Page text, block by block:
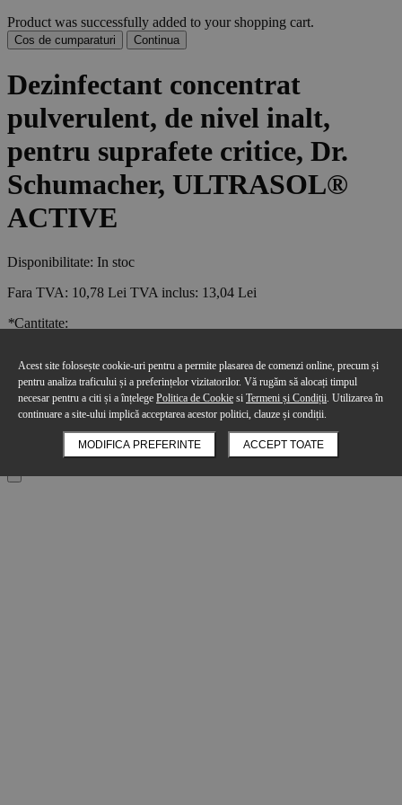
Acest site folosește cookie-uri pentru a permite plasarea de comenzi online, precum și
pentru analiza traficului și a preferințelor vizitatorilor. Vă rugăm să alocați timpul
necesar pentru a citi și a înțelege Politica de Cookie si Termeni și Condiții. Utilizarea în
continuare a site-ului implică acceptarea acestor politici, clauze și condiții.
MODIFICA PREFERINTE ACCEPT TOATE
Product was successfully added to your shopping cart.
Cos de cumparaturi Continua
Dezinfectant concentrat
pulverulent, de nivel inalt,
pentru suprafete critice, Dr.
Schumacher, ULTRASOL®
ACTIVE
Disponibilitate: In stoc
Fara TVA: 10,78 Lei TVA inclus: 13,04 Lei
*Cantitate:
* Campuri Obligatorii
Fara TVA: 10,78 LeiTVA inclus: 13,04 Lei
Cant:
Adauga in cos